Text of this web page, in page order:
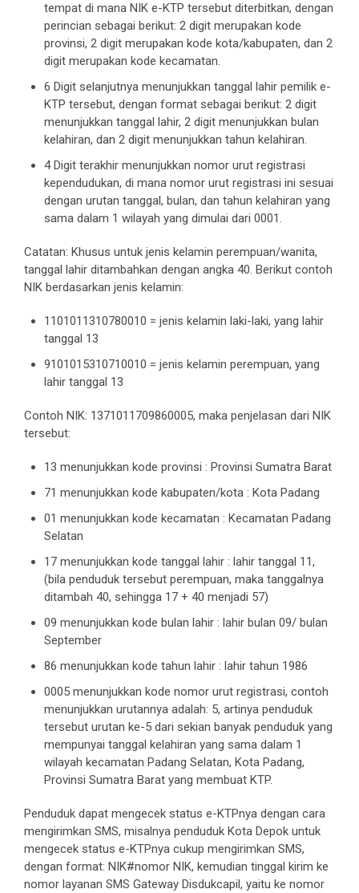
tempat di mana NIK e-KTP tersebut diterbitkan, dengan
perincian sebagai berikut: 2 digit merupakan kode
provinsi, 2 digit merupakan kode kota/kabupaten, dan 2
digit merupakan kode kecamatan.
6 Digit selanjutnya menunjukkan tanggal lahir pemilik e-
KTP tersebut, dengan format sebagai berikut: 2 digit
menunjukkan tanggal lahir, 2 digit menunjukkan bulan
kelahiran, dan 2 digit menunjukkan tahun kelahiran.
4 Digit terakhir menunjukkan nomor urut registrasi
kependudukan, di mana nomor urut registrasi ini sesuai
dengan urutan tanggal, bulan, dan tahun kelahiran yang
sama dalam 1 wilayah yang dimulai dari 0001.
Catatan: Khusus untuk jenis kelamin perempuan/wanita,
tanggal lahir ditambahkan dengan angka 40. Berikut contoh
NIK berdasarkan jenis kelamin:
1101011310780010 = jenis kelamin laki-laki, yang lahir
tanggal 13
9101015310710010 = jenis kelamin perempuan, yang
lahir tanggal 13
Contoh NIK: 1371011709860005, maka penjelasan dari NIK
tersebut:
13 menunjukkan kode provinsi : Provinsi Sumatra Barat
71 menunjukkan kode kabupaten/kota : Kota Padang
01 menunjukkan kode kecamatan : Kecamatan Padang
Selatan
17 menunjukkan kode tanggal lahir : lahir tanggal 11,
(bila penduduk tersebut perempuan, maka tanggalnya
ditambah 40, sehingga 17 + 40 menjadi 57)
09 menunjukkan kode bulan lahir : lahir bulan 09/ bulan
September
86 menunjukkan kode tahun lahir : lahir tahun 1986
0005 menunjukkan kode nomor urut registrasi, contoh
menunjukkan urutannya adalah: 5, artinya penduduk
tersebut urutan ke-5 dari sekian banyak penduduk yang
mempunyai tanggal kelahiran yang sama dalam 1
wilayah kecamatan Padang Selatan, Kota Padang,
Provinsi Sumatra Barat yang membuat KTP.
Penduduk dapat mengecek status e-KTPnya dengan cara
mengirimkan SMS, misalnya penduduk Kota Depok untuk
mengecek status e-KTPnya cukup mengirimkan SMS,
dengan format: NIK#nomor NIK, kemudian tinggal kirim ke
nomor layanan SMS Gateway Disdukcapil, yaitu ke nomor